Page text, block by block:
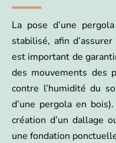
La pose d’une
stabilisé, afin
est important de
des mouvements des
contre l’humidité du
d’une pergola en
création d’un dallage
une fondation